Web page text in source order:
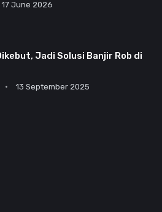
17 June 2026
Jadi Solusi Banjir Rob di
13 September 2025